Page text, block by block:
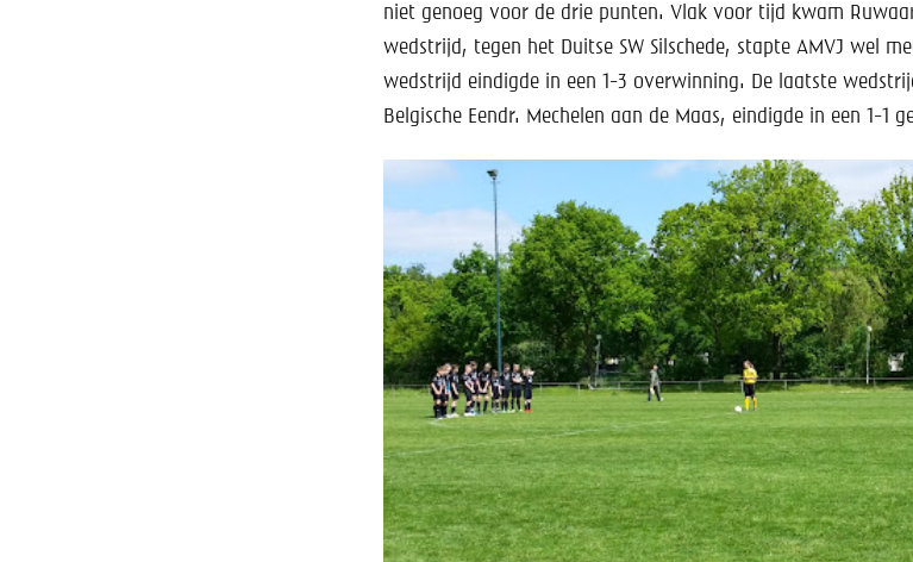
niet genoeg voor de drie punten. Vlak voor tijd kwam
wedstrijd, tegen het Duitse SW Silschede, stapte AMVJ wel
wedstrijd eindigde in een 1-3 overwinning. De laatste
Belgische Eendr. Mechelen aan de Maas, eindigde in een 1-1